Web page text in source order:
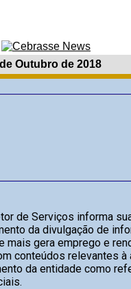
Outubro de 2018
de Serviços informa
da divulgação de
mais gera emprego e
conteúdos relevantes à
da entidade como